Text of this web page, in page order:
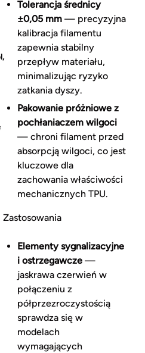
Tolerancja średnicy
±0,05 mm— precyzyjna
kalibracja filamentu
zapewnia stabilny
przepływ materiału,
minimalizując ryzyko
zatkania dyszy.
Pakowanie próżniowe z
pochłaniaczem wilgoci
— chroni filament przed
absorpcją wilgoci, co jest
kluczowe dla
zachowania właściwości
mechanicznych TPU.
Zastosowania
Elementy sygnalizacyjne
i ostrzegawcze—
jaskrawa czerwień w
połączeniu z
półprzezroczystością
sprawdza się w
modelach
wymagających